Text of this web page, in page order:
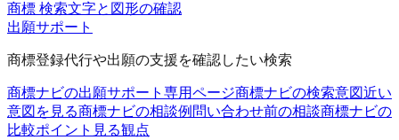
商標 検索文字と図形の確認
出願サポート
商標登録代行や出願の支援を確認したい検索
商標ナビの出願サポート 専用ページ商標ナビの検索意図近い
意図を見る商標ナビの相談例 問い合わせ前の相談商標ナビの
比較ポイント 見る観点